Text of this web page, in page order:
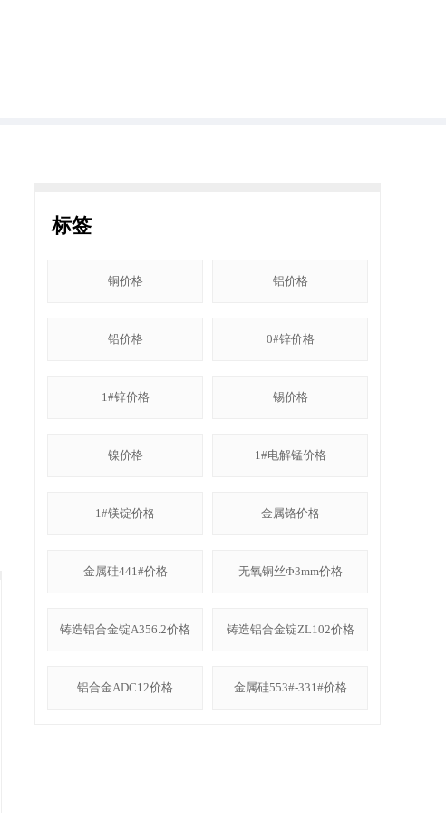
标签
铜价格 铝价格
铅价格 0#锌价格
1#锌价格 锡价格
镍价格 1#电解锰价格
1#镁锭价格 金属铬价格
金属硅441#价格 无氧铜丝Φ3mm价格
铸造铝合金锭A356.2价格 铸造铝合金锭ZL102价格
铝合金ADC12价格 金属硅553#-331#价格